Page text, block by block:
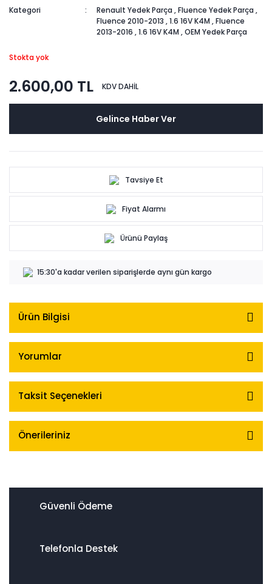
Kategori
Renault Yedek Parça ,Fluence Yedek Parça ,
Fluence 2010-2013 ,1.6 16V K4M ,Fluence
2013-2016 ,1.6 16V K4M ,OEM Yedek Parça
Stokta yok
2.600,00 TL KDV DAHİL
Gelince Haber Ver
Tavsiye Et
Fiyat Alarmı
Ürünü Paylaş
15:30'a kadar verilen siparişlerde aynı gün kargo
Ürün Bilgisi
Yorumlar
Taksit Seçenekleri
Önerileriniz
Güvenli Ödeme
Telefonla Destek